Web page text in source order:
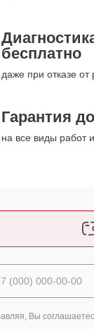
бесплатно
даже при отказе от
Гарантия
на все виды работ
Вы